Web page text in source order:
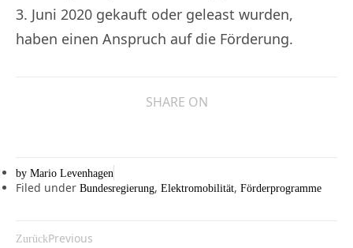
3. Juni 2020 gekauft oder geleast wurden,
haben einen Anspruch auf die Förderung.
SHARE ON
by Mario Levenhagen
Filed under Bundesregierung, Elektromobilität, Förderprogramme
ZurückPrevious